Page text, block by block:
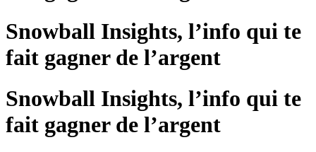
Snowball Insights, l’info qui te
fait gagner de l’argent
Snowball Insights, l’info qui te
fait gagner de l’argent